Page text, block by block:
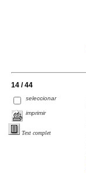
14 / 44
seleccionar
imprimir
Text complet